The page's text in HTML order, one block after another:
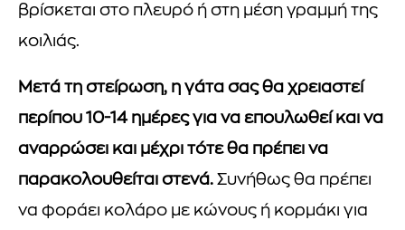
βρίσκεται στο πλευρό ή στη μέση γραμμή της
κοιλιάς.
Μετά τη στείρωση, η γάτα σας θα χρειαστεί
περίπου 10-14 ημέρες για να επουλωθεί και να
αναρρώσει και μέχρι τότε θα πρέπει να
παρακολουθείται στενά. Συνήθως θα πρέπει
να φοράει κολάρο με κώνους ή κορμάκι για